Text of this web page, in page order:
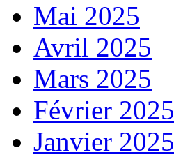
Mai 2025
Avril 2025
Mars 2025
Février 2025
Janvier 2025